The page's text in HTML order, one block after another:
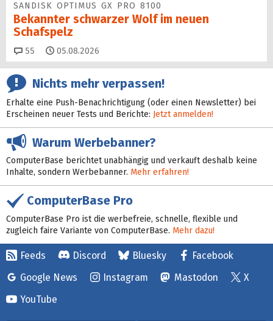
SANDISK OPTIMUS GX PRO 8100
Bekannter schwarzer Wolf im neuen
Schafspelz
55 Kommentare
05.08.2026
Nichts mehr verpassen!
Erhalte eine Push-Benachrichtigung (oder einen Newsletter) bei
Erscheinen neuer Tests und Berichte: Jetzt anmelden!
Warum Werbebanner?
ComputerBase berichtet unabhängig und verkauft deshalb keine
Inhalte, sondern Werbebanner. Mehr erfahren!
ComputerBase Pro
ComputerBase Pro ist die werbefreie, schnelle, flexible und
zugleich faire Variante von ComputerBase. Mehr dazu!
Feeds Discord Bluesky
Facebook
Google News
Instagram Mastodon
X
YouTube